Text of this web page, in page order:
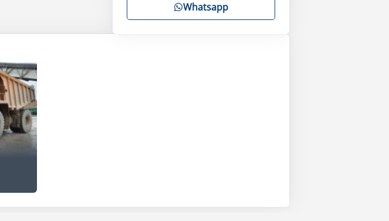
Whatsapp